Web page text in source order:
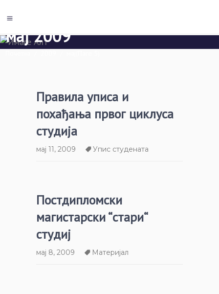
мај 2009
Правила уписа и
похађања првог циклуса
студија
мај 11, 2009 Упис студената
Постдипломски
магистарски “стари“
студиј
мај 8, 2009 Материјал